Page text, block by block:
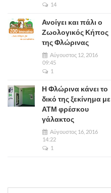
14
Ανοίγει και πάλι ο
Ζωολογικός Κήπος
της Φλώρινας
Αύγουστος 12, 2016
09:45
1
Η Φλώρινα κάνει το
δικό της ξεκίνημα με
ΑΤΜ φρέσκου
γάλακτος
Αύγουστος 16, 2016
14:22
1